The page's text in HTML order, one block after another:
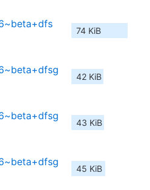
74 KiB
42 KiB
43 KiB
45 KiB